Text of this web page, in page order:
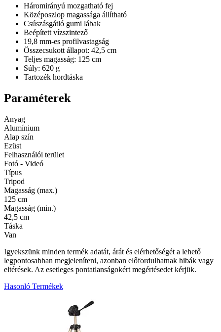
Háromirányú mozgatható fej
Középoszlop magassága állítható
Csúszásgátló gumi lábak
Beépített vízszintező
19,8 mm-es profilvastagság
Összecsukott állapot: 42,5 cm
Teljes magasság: 125 cm
Súly: 620 g
Tartozék hordtáska
Paraméterek
Anyag
Alumínium
Alap szín
Ezüst
Felhasználói terület
Fotó - Videó
Típus
Tripod
Magasság (max.)
125 cm
Magasság (min.)
42,5 cm
Táska
Van
Igyekszünk minden termék adatát, árát és elérhetőségét a lehető
legpontosabban megjeleníteni, azonban előfordulhatnak hibák vagy
eltérések. Az esetleges pontatlanságokért megértésedet kérjük.
Hasonló Termékek